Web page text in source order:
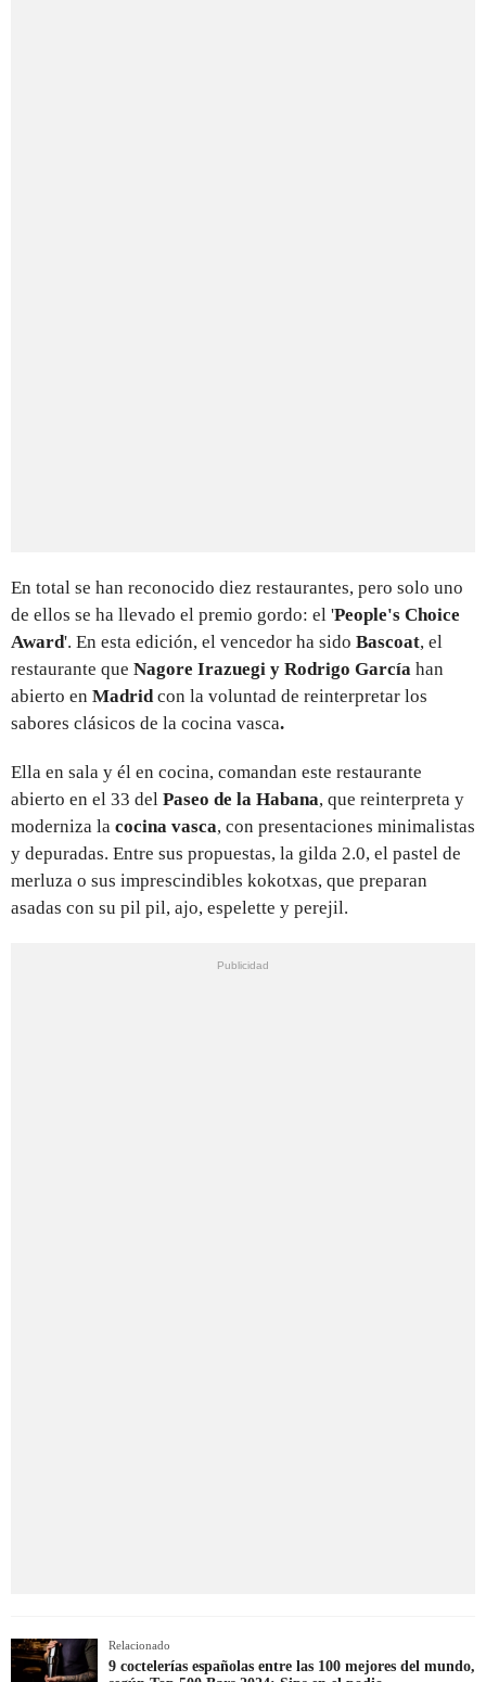
En total se han reconocido diez restaurantes, pero solo uno
de ellos se ha llevado el premio gordo: el 'People's Choice
Award'. En esta edición, el vencedor ha sido Bascoat, el
restaurante que Nagore Irazuegi y Rodrigo García han
abierto en Madridcon la voluntad de reinterpretar los
sabores clásicos de la cocina vasca.
Ella en sala y él en cocina, comandan este restaurante
abierto en el 33 del Paseo de la Habana, que reinterpreta y
moderniza la cocina vasca, con presentaciones minimalistas
y depuradas. Entre sus propuestas, la gilda 2.0, el pastel de
merluza o sus imprescindibles kokotxas, que preparan
asadas con su pil pil, ajo, espelette y perejil.
Relacionado
9 coctelerías españolas entre las 100 mejores del mundo,